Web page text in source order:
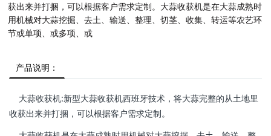
获出来并打捆，可以根据客户需求定制。大蒜收获机是在大蒜成熟时
用机械对大蒜挖掘、去土、输送、整理、切茎、收集、转运等农艺环
节或单项、或多项、或
产品说明：
大蒜收获机:新型大蒜收获机西班牙技术，将大蒜完整的从土地里
收获出来并打捆，可以根据客户需求定制。